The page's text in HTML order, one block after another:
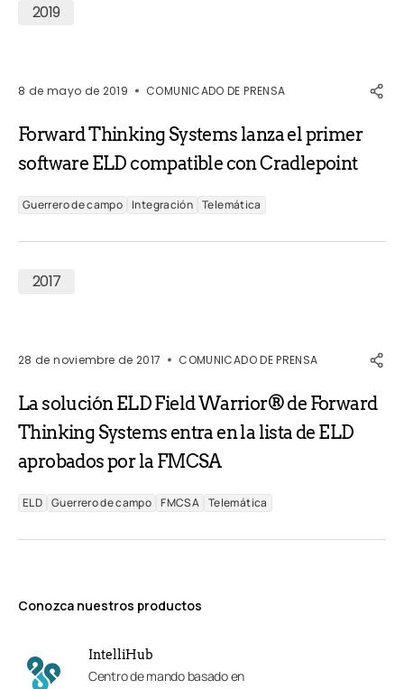
2019
8 de mayo de 2019 COMUNICADO DE PRENSA
Forward Thinking Systems lanza el primer
software ELD compatible con Cradlepoint
Guerrero de campo Integración Telemática
2017
28 de noviembre de 2017 COMUNICADO DE PRENSA
La solución ELD Field Warrior® de Forward
Thinking Systems entra en la lista de ELD
aprobados por la FMCSA
ELD Guerrero de campo FMCSA Telemática
Conozca nuestros productos
IntelliHub
Centro de mando basado en